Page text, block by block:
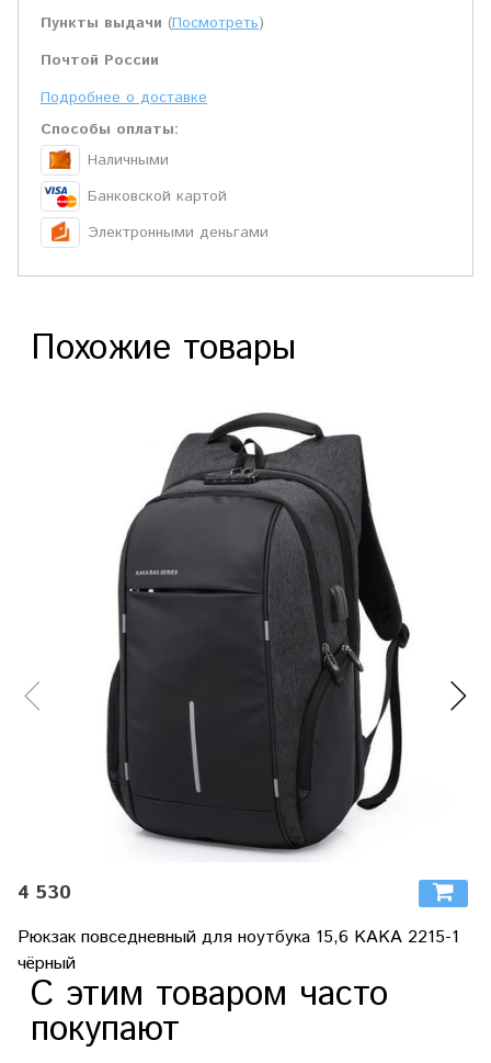
Пункты выдачи (Посмотреть)
Почтой России
Подробнее о доставке
Способы оплаты:
Наличными
Банковской картой
Электронными деньгами
Похожие товары
4 530
Рюкзак повседневный для ноутбука 15,6 KAKA 2215-1
чёрный
С этим товаром часто
покупают